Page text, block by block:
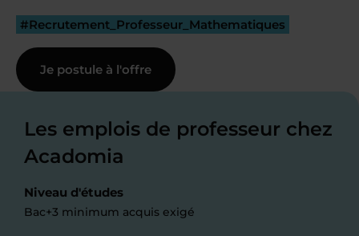
#Recrutement_Professeur_Mathematiques
Je postule à l'offre
Les emplois de professeur chez
Acadomia
Niveau d'études
Bac+3 minimum acquis exigé